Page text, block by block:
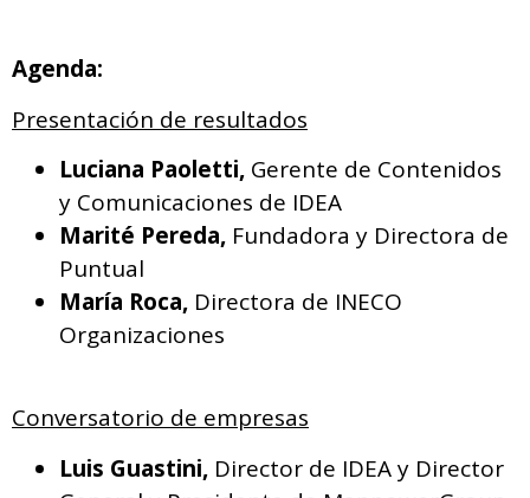
Agenda:
Presentación de resultados
Luciana Paoletti, Gerente de Contenidos
y Comunicaciones de IDEA
Marité Pereda, Fundadora y Directora de
Puntual
María Roca, Directora de INECO
Organizaciones
Conversatorio de empresas
Luis Guastini, Director de IDEA y Director